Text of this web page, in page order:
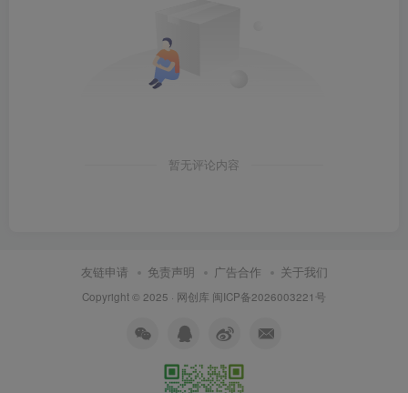
暂无评论内容
友链申请 免责声明 广告合作 关于我们
Copyright © 2025 · 网创库 闽ICP备2026003221号